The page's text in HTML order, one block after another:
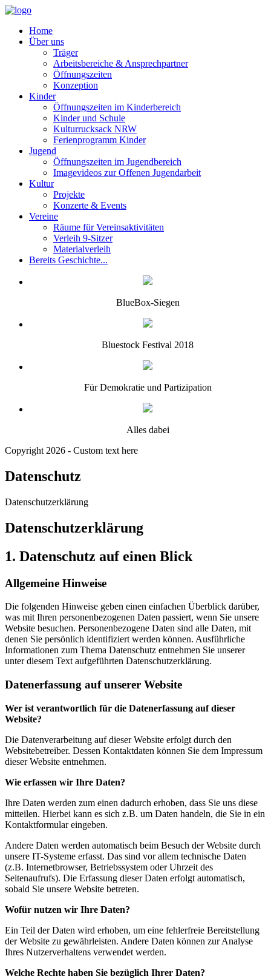
Home
Über uns
Träger
Arbeitsbereiche & Ansprechpartner
Öffnungszeiten
Konzeption
Kinder
Öffnungszeiten im Kinderbereich
Kinder und Schule
Kulturrucksack NRW
Ferienprogramm Kinder
Jugend
Öffnungszeiten im Jugendbereich
Imagevideos zur Offenen Jugendarbeit
Kultur
Projekte
Konzerte & Events
Vereine
Räume für Vereinsaktivitäten
Verleih 9-Sitzer
Materialverleih
Bereits Geschichte...
BlueBox-Siegen
Bluestock Festival 2018
Für Demokratie und Partizipation
Alles dabei
Copyright 2026 - Custom text here
Datenschutz
Datenschutzerklärung
Datenschutzerklärung
1. Datenschutz auf einen Blick
Allgemeine Hinweise
Die folgenden Hinweise geben einen einfachen Überblick darüber,
was mit Ihren personenbezogenen Daten passiert, wenn Sie unsere
Website besuchen. Personenbezogene Daten sind alle Daten, mit
denen Sie persönlich identifiziert werden können. Ausführliche
Informationen zum Thema Datenschutz entnehmen Sie unserer
unter diesem Text aufgeführten Datenschutzerklärung.
Datenerfassung auf unserer Website
Wer ist verantwortlich für die Datenerfassung auf dieser
Website?
Die Datenverarbeitung auf dieser Website erfolgt durch den
Websitebetreiber. Dessen Kontaktdaten können Sie dem Impressum
dieser Website entnehmen.
Wie erfassen wir Ihre Daten?
Ihre Daten werden zum einen dadurch erhoben, dass Sie uns diese
mitteilen. Hierbei kann es sich z.B. um Daten handeln, die Sie in ein
Kontaktformular eingeben.
Andere Daten werden automatisch beim Besuch der Website durch
unsere IT-Systeme erfasst. Das sind vor allem technische Daten
(z.B. Internetbrowser, Betriebssystem oder Uhrzeit des
Seitenaufrufs). Die Erfassung dieser Daten erfolgt automatisch,
sobald Sie unsere Website betreten.
Wofür nutzen wir Ihre Daten?
Ein Teil der Daten wird erhoben, um eine fehlerfreie Bereitstellung
der Website zu gewährleisten. Andere Daten können zur Analyse
Ihres Nutzerverhaltens verwendet werden.
Welche Rechte haben Sie bezüglich Ihrer Daten?